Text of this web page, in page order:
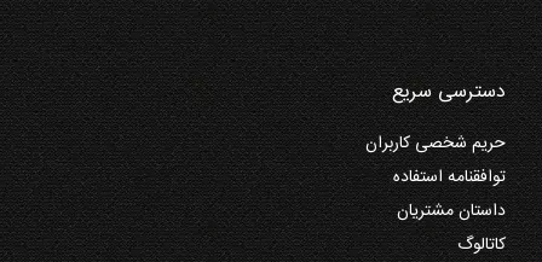
دسترسی سریع
حریم شخصی کاربران
توافقنامه استفاده
داستان مشتریان
کاتالوگ